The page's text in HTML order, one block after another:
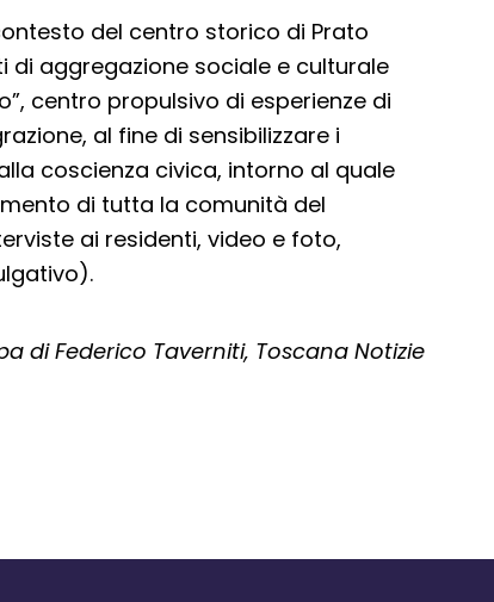
del centro storico di Prato
di aggregazione sociale e culturale
centro propulsivo di esperienze di
al fine di sensibilizzare i
coscienza civica, intorno al quale
di tutta la comunità del
ai residenti, video e foto,
di Federico Taverniti, Toscana Notizie